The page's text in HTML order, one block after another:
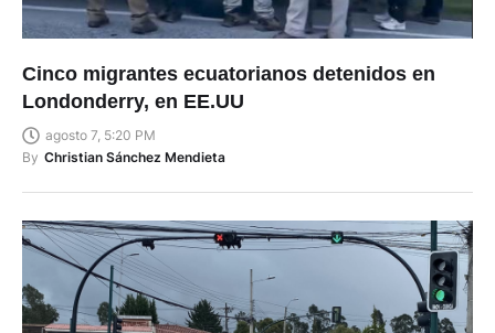
Cinco migrantes ecuatorianos detenidos en
Londonderry, en EE.UU
agosto 7, 5:20 PM
By Christian Sánchez Mendieta